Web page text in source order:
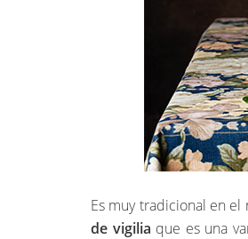
Es muy tradicional en
de vigilia que es una